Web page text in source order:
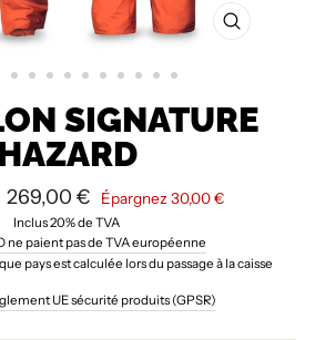
FERMER
SIGNATURE
Prix
réduit
269,00 € Épargnez 30,00 €
Inclus 20% de TVA
ne paient pas de TVA européenne
pays est calculée lors du passage à la caisse
UE sécurité produits (GPSR)